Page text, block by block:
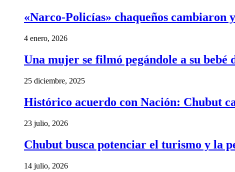
«Narco-Policías» chaqueños cambiaron
4 enero, 2026
Una mujer se filmó pegándole a su bebé
25 diciembre, 2025
Histórico acuerdo con Nación: Chubut
23 julio, 2026
Chubut busca potenciar el turismo y la
14 julio, 2026